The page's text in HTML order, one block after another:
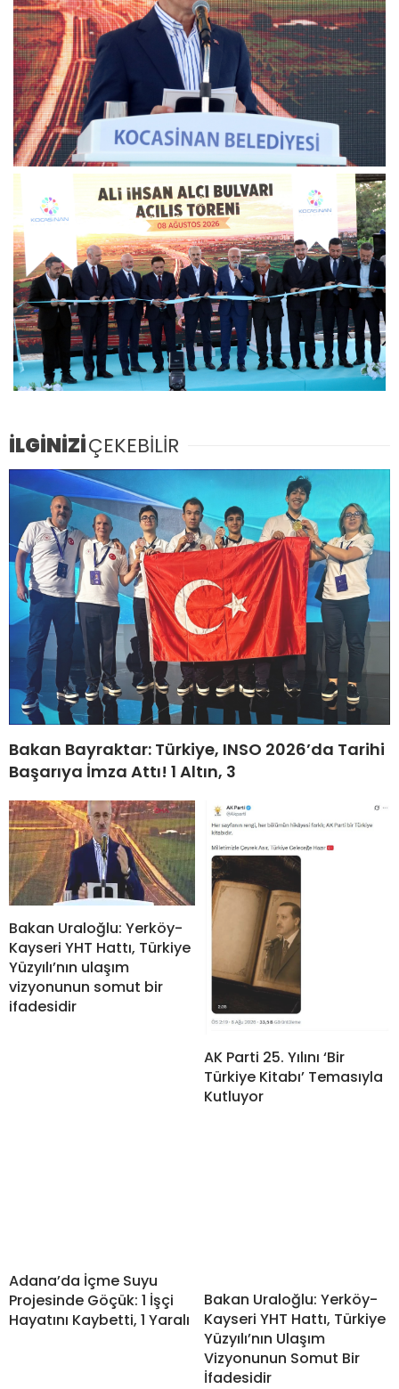
İLGİNİZİÇEKEBİLİR
Bakan Bayraktar: Türkiye, INSO 2026’da Tarihi
Başarıya İmza Attı! 1 Altın, 3
Bakan Uraloğlu: Yerköy-
Kayseri YHT Hattı, Türkiye
Yüzyılı’nın ulaşım
vizyonunun somut bir
ifadesidir
AK Parti 25. Yılını ‘Bir
Türkiye Kitabı’ Temasıyla
Kutluyor
Adana’da İçme Suyu
Projesinde Göçük: 1 İşçi
Hayatını Kaybetti, 1 Yaralı
Bakan Uraloğlu: Yerköy-
Kayseri YHT Hattı, Türkiye
Yüzyılı’nın Ulaşım
Vizyonunun Somut Bir
İfadesidir